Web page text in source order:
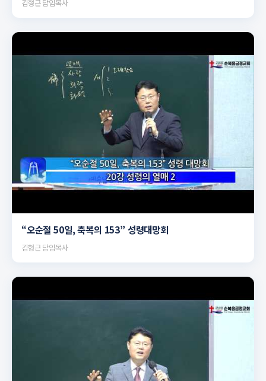
김형근 담임목사
▶
“오순절 50일, 축복의 153” 성령대망회
김형근 담임목사